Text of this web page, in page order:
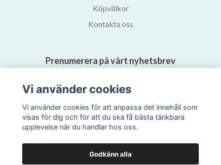
Köpvillkor
Kontakta oss
Prenumerera på vårt nyhetsbrev
Vi använder cookies
Vi använder cookies för att anpassa det innehåll som
visas för dig och för att du ska få bästa tänkbara
upplevelse när du handlar hos oss.
Godkänn alla